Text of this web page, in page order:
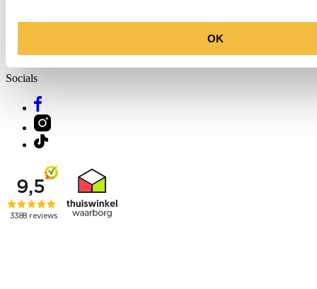
OK
Molenkade 254271 AE Dussen
Socials